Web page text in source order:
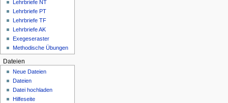
Lehrbriefe NT
Lehrbriefe PT
Lehrbriefe TF
Lehrbriefe AK
Exegeseraster
Methodische Übungen
Dateien
Neue Dateien
Dateien
Datei hochladen
Hilfeseite